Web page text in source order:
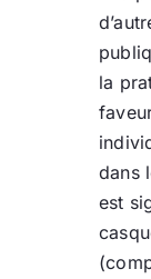
la
dans
est